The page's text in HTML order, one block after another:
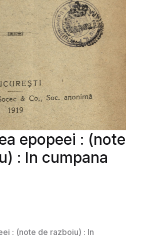
epopeei : (note
: In cumpana
: (note de razboiu) : In